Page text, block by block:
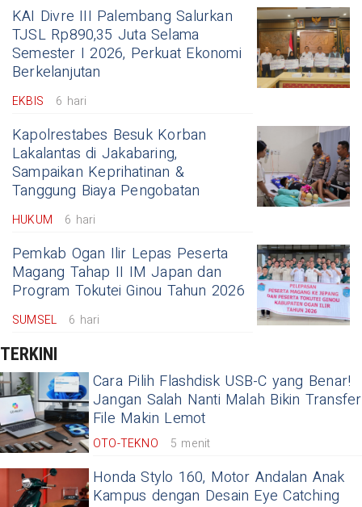
KAI Divre III Palembang Salurkan
TJSL Rp890,35 Juta Selama
Semester I 2026, Perkuat Ekonomi
Berkelanjutan
EKBIS 6 hari
Kapolrestabes Besuk Korban
Lakalantas di Jakabaring,
Sampaikan Keprihatinan &
Tanggung Biaya Pengobatan
HUKUM 6 hari
Pemkab Ogan Ilir Lepas Peserta
Magang Tahap II IM Japan dan
Program Tokutei Ginou Tahun 2026
SUMSEL 6 hari
TERKINI
Cara Pilih Flashdisk USB-C yang Benar!
Jangan Salah Nanti Malah Bikin Transfer
File Makin Lemot
OTO-TEKNO 5 menit
Honda Stylo 160, Motor Andalan Anak
Kampus dengan Desain Eye Catching